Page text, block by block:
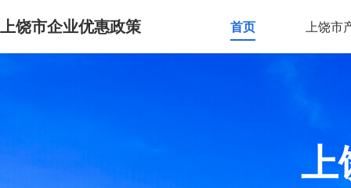
上饶市企业优惠政策 首页 上饶市
上